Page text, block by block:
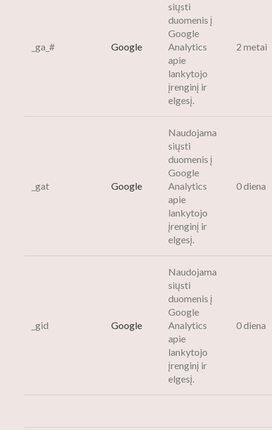
_ga_# Google
siųsti
duomenis į
Google
Analytics
apie
lankytojo
įrenginį ir
elgesį.
2 metai
_gat Google
Naudojama
siųsti
duomenis į
Google
Analytics
apie
lankytojo
įrenginį ir
elgesį.
0 diena
_gid Google
Naudojama
siųsti
duomenis į
Google
Analytics
apie
lankytojo
įrenginį ir
elgesį.
0 diena